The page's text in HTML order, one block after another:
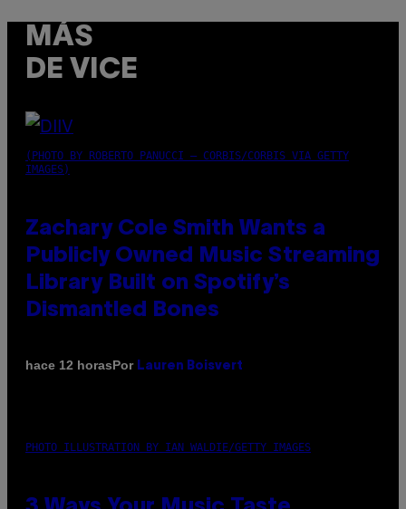
MÁS
DE VICE
(PHOTO BY ROBERTO PANUCCI – CORBIS/CORBIS VIA GETTY
IMAGES)
Zachary Cole Smith Wants a
Publicly Owned Music Streaming
Library Built on Spotify’s
Dismantled Bones
hace 12 horasPor Lauren Boisvert
PHOTO ILLUSTRATION BY IAN WALDIE/GETTY IMAGES